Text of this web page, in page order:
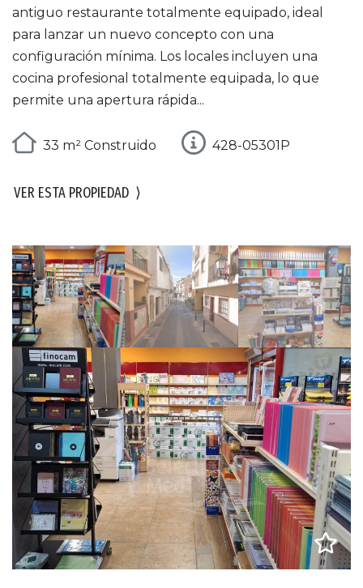
antiguo restaurante totalmente equipado, ideal
para lanzar un nuevo concepto con una
configuración mínima. Los locales incluyen una
cocina profesional totalmente equipada, lo que
permite una apertura rápida...
33 m² Construido 428-05301P
VER ESTA PROPIEDAD ⟩